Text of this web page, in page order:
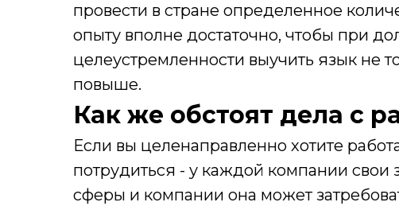
провести в стране определенное
опыту вполне достаточно, чтобы при
целеустремленности выучить язык не
повыше.
Как же обстоят дела с
Если вы целенаправленно хотите
потрудиться - у каждой компании свои
сферы и компании она может